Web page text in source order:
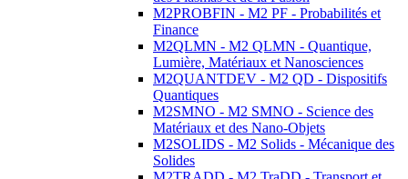
M2PROBFIN - M2 PF - Probabilités et
Finance
M2QLMN - M2 QLMN - Quantique,
Lumière, Matériaux et Nanosciences
M2QUANTDEV - M2 QD - Dispositifs
Quantiques
M2SMNO - M2 SMNO - Science des
Matériaux et des Nano-Objets
M2SOLIDS - M2 Solids - Mécanique des
Solides